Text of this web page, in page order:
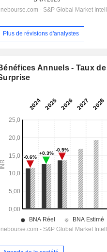
Plus de révisions d'analystes
Annuels - Taux de